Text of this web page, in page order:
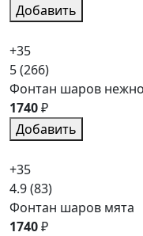
Добавить
+35
5(266)
Фонтан шаров
1740₽
Добавить
+35
4.9(83)
Фонтан шаров мята
1740₽